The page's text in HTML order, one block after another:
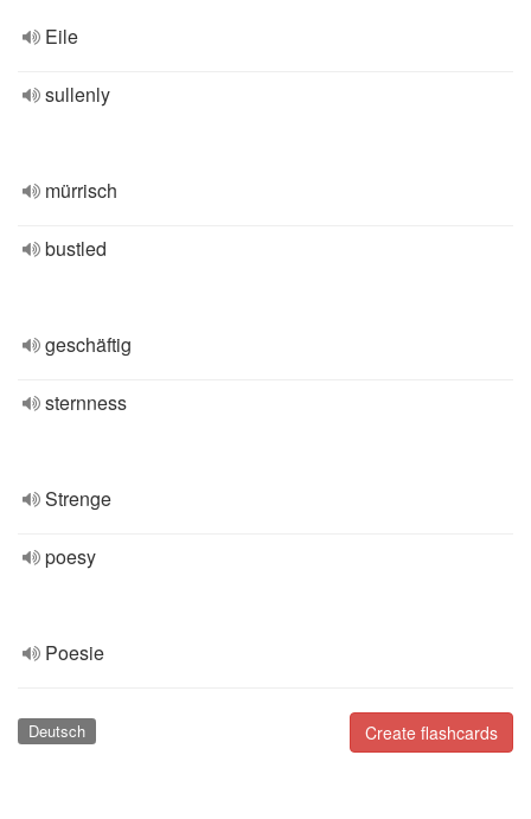
Eile
sullenly
mürrisch
bustled
geschäftig
sternness
Strenge
poesy
Poesie
Create flashcards
Deutsch